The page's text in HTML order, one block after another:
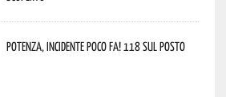
Potenza, incidente poco fa! 118 sul posto